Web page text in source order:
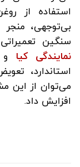
استفاده از
بی‌توجهی،
سنگین
نمایندگی کیا
استاندارد،
می‌توان از این
افزایش داد.